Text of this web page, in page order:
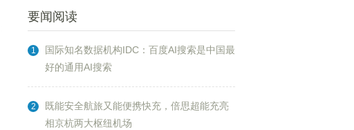
要闻阅读
1
国际知名数据机构IDC：百度AI搜索是中国最
好的通用AI搜索
2
既能安全航旅又能便携快充，倍思超能充亮
相京杭两大枢纽机场